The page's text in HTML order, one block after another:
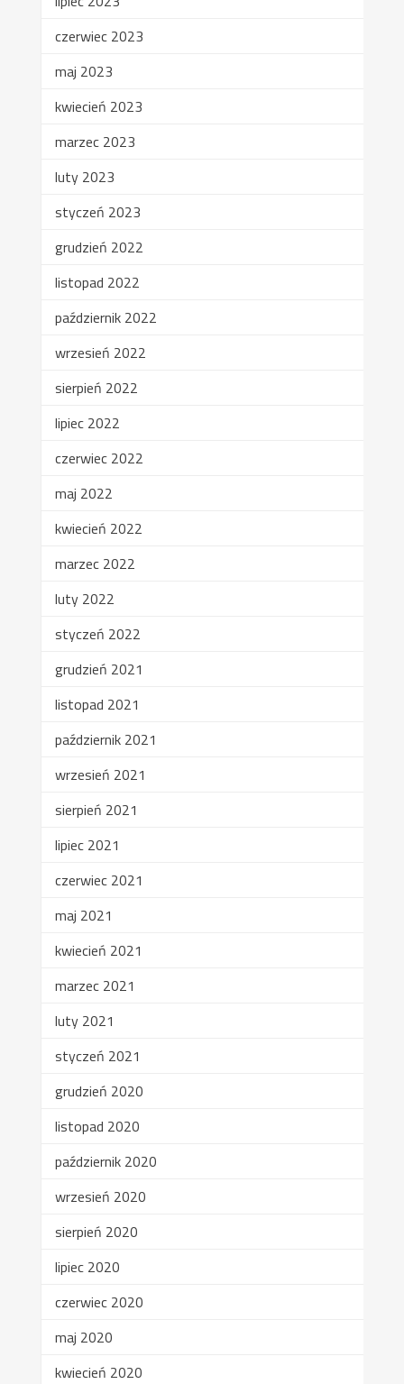
czerwiec 2023
maj 2023
kwiecień 2023
marzec 2023
luty 2023
styczeń 2023
grudzień 2022
listopad 2022
październik 2022
wrzesień 2022
sierpień 2022
lipiec 2022
czerwiec 2022
maj 2022
kwiecień 2022
marzec 2022
luty 2022
styczeń 2022
grudzień 2021
listopad 2021
październik 2021
wrzesień 2021
sierpień 2021
lipiec 2021
czerwiec 2021
maj 2021
kwiecień 2021
marzec 2021
luty 2021
styczeń 2021
grudzień 2020
listopad 2020
październik 2020
wrzesień 2020
sierpień 2020
lipiec 2020
czerwiec 2020
maj 2020
kwiecień 2020